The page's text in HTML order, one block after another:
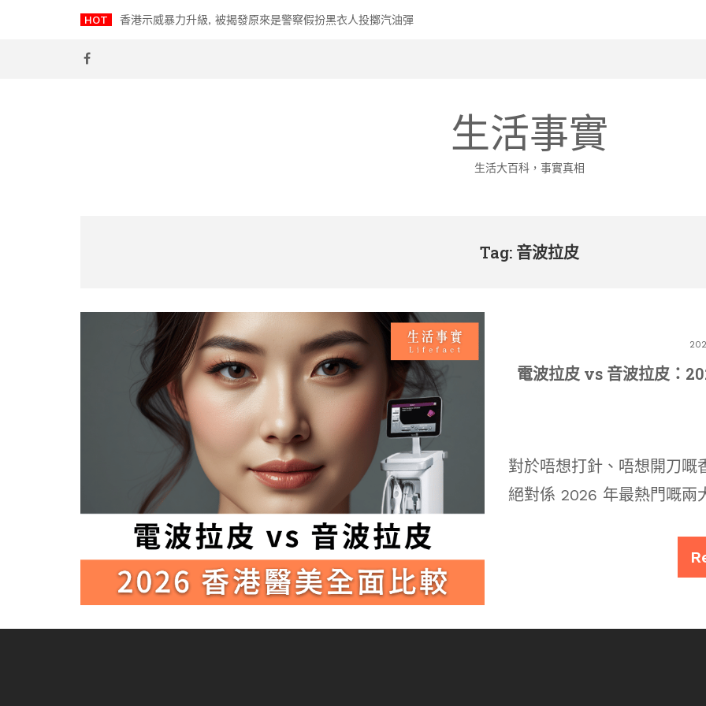
HOT 香港示威暴力升級, 被揭發原來是警察假扮黑衣人投擲汽油彈
生活事實
生活大百科，事實真相
Tag: 音波拉皮
電波拉皮 vs 音波拉皮：
對於唔想打針、唔想開刀嘅
絕對係 2026 年最熱門嘅兩